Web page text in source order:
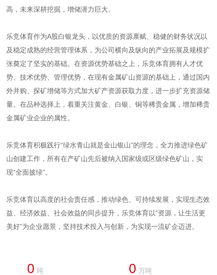
高，未来深耕挖掘，增储潜力巨大。
乐竞体育作为A股白银龙头， 以优质的资源禀赋、稳健的财务状况以
及稳定成熟的经营管理体系，为公司横向及纵向的产业拓展及规模扩
张奠定了坚实的基础。在资源优势基础之上，乐竞体育拥有人才优
势、技术优势、管理优势，在现有金属矿山资源的基础上，通过国内
外并购、探矿增储等方式加大矿产资源获取力度，进一步扩充资源储
量。在品种选择上，着重关注黄金、白银 、铜等稀贵金属，增加稀贵
金属矿业企业的属性。
乐竞体育积极践行“绿水青山就是金山银山”的理念，全力推进绿色矿
山创建工作， 所有在产矿山先后被纳入国家级或区级绿色矿山，实
现“全面披绿”。
乐竞体育以高度的社会责任感，推动绿色、可持续发展，实现生态效
益、经济效益、社会效益的同步提升，乐竞体育以“资源，让生活更
美好”为企业愿景，坚持技术投入与创新，为实现一流矿企迈进。
0 吨
0 万吨